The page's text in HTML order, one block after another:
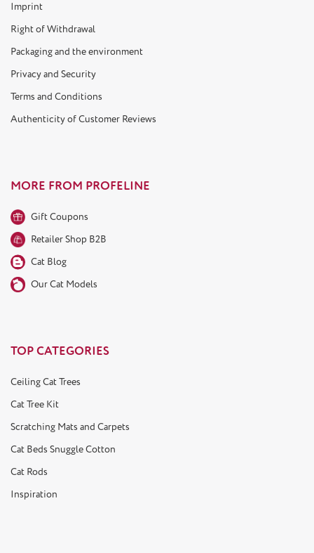
Imprint
Right of Withdrawal
Packaging and the environment
Privacy and Security
Terms and Conditions
Authenticity of Customer Reviews
MORE FROM PROFELINE
Gift Coupons
Retailer Shop B2B
Cat Blog
Our Cat Models
TOP CATEGORIES
Ceiling Cat Trees
Cat Tree Kit
Scratching Mats and Carpets
Cat Beds Snuggle Cotton
Cat Rods
Inspiration